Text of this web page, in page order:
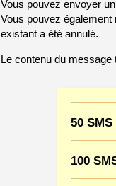
Vous pouvez envoyer
Vous pouvez également
existant a été annulé.
Le contenu du message
50 SMS
100